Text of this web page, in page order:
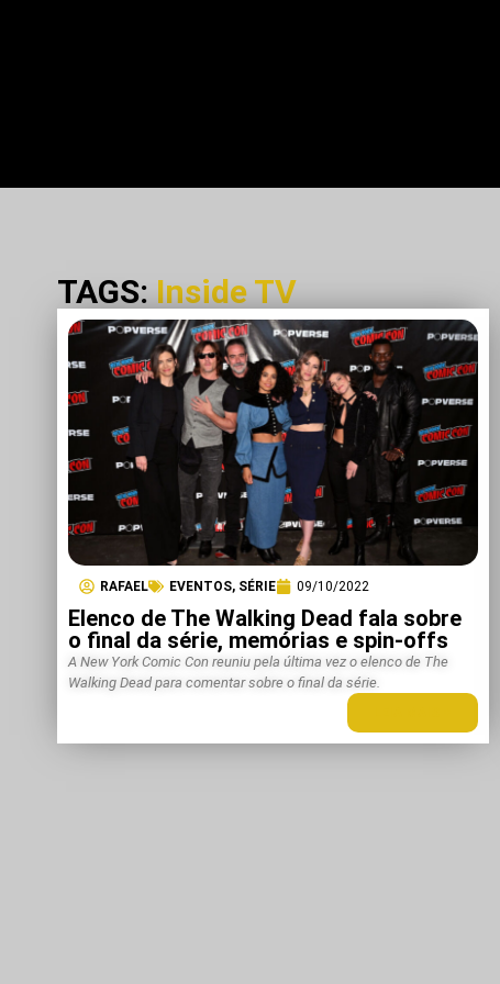
TAGS: Inside TV
RAFAEL EVENTOS, SÉRIE 09/10/2022
Elenco de The Walking Dead fala sobre
o final da série, memórias e spin-offs
A New York Comic Con reuniu pela última vez o elenco de The
Walking Dead para comentar sobre o final da série.